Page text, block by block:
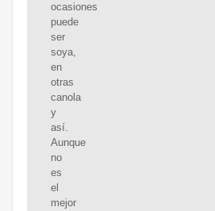
ocasiones
puede
ser
soya,
en
otras
canola
y
así.
Aunque
no
es
el
mejor